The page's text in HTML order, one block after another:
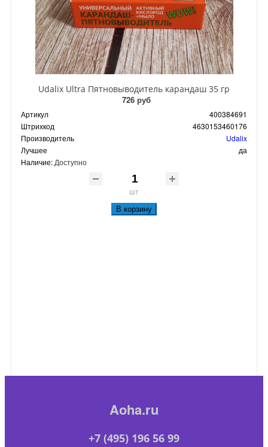
Udalix Ultra Пятновыводитель карандаш 35 гр
726 руб
Артикул
400384691
Штрихкод
4630153460176
Производитель
Udalix
Лучшее
да
Наличие: Доступно
шт
В корзину
Aoha.ru
+7 (495) 196 56 99